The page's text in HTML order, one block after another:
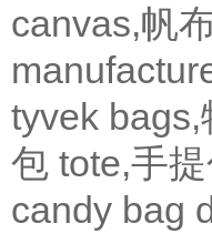
canvas,帆
tyvek bags,
包 tote,手
candy bag